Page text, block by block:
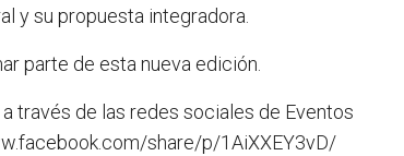
y su propuesta integradora.
parte de esta nueva edición.
través de las redes sociales de Eventos
share/p/1AiXXEY3vD/